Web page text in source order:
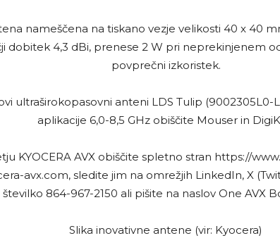
nameščena na tiskano vezje velikosti 40 x 40
dobitek 4,3 dBi, prenese 2 W pri neprekinjenem
povprečni izkoristek.
ultraširokopasovni anteni LDS Tulip (9002305L0-
aplikacije 6,0-8,5 GHz obiščite Mouser in
KYOCERA AVX obiščite spletno stran https://
avx.com, sledite jim na omrežjih LinkedIn, X
864-967-2150 ali pišite na naslov One AVX
Slika inovativne antene (vir: Kyocera)